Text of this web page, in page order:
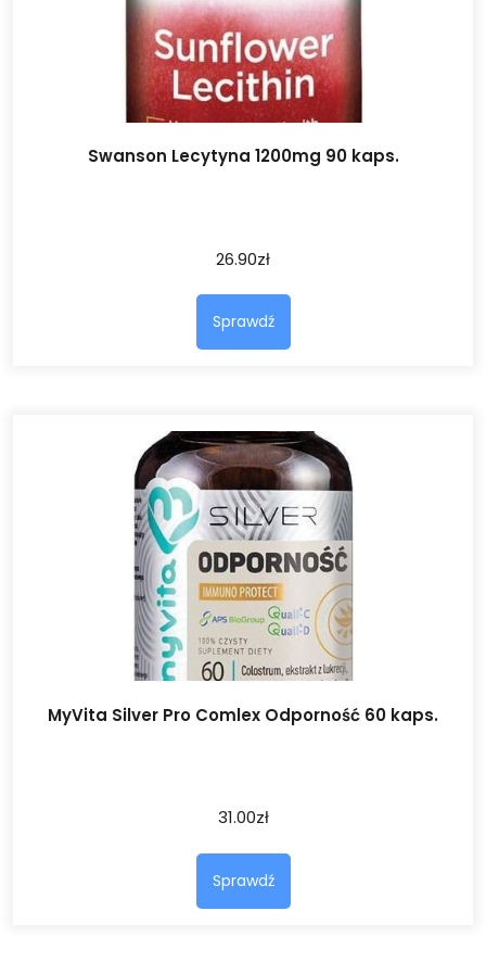
Swanson Lecytyna 1200mg 90 kaps.
26.90zł
Sprawdź
MyVita Silver Pro Comlex Odporność 60 kaps.
31.00zł
Sprawdź